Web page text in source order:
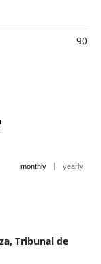
90
monthly | yearly
Tribunal de